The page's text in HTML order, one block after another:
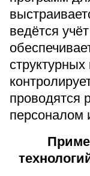
ведётся
проводятся
персоналом